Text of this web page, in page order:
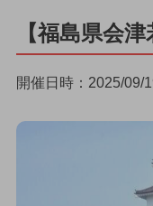
【福島県会
開催日時：2025/09/